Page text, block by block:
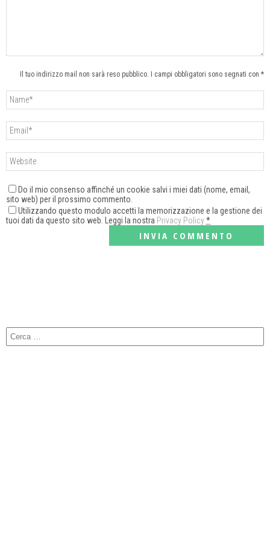
Il tuo indirizzo mail non sarà reso pubblico. I campi obbligatori sono segnati con *
Do il mio consenso affinché un cookie salvi i miei dati (nome, email,
sito web) per il prossimo commento.
Utilizzando questo modulo accetti la memorizzazione e la gestione dei
tuoi dati da questo sito web. Leggi la nostra Privacy Policy*